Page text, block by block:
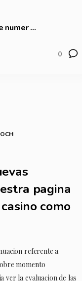
numer ...
0
pagina
como
referente a
momento
ver la evaluacion de las